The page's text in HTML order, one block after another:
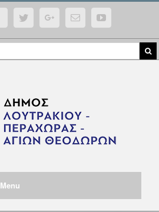
FacebookTwitterGoogle+Email YouTube
Menu